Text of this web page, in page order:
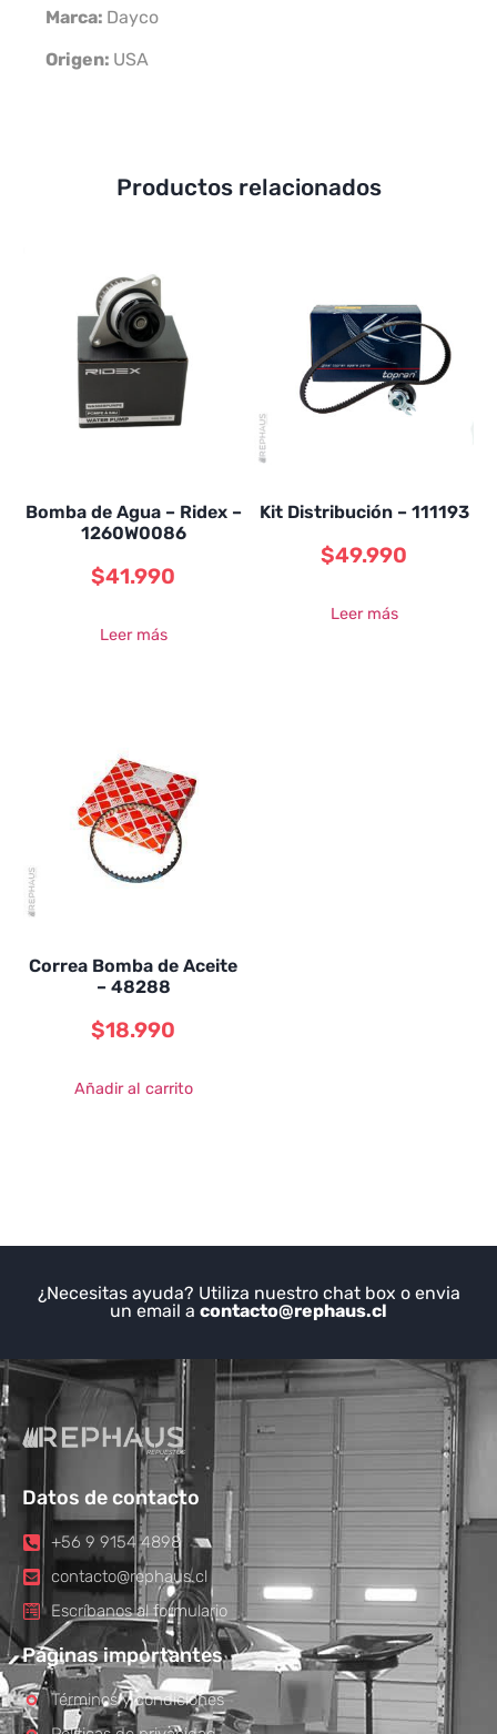
Marca: Dayco
Origen: USA
Productos relacionados
Bomba de Agua – Ridex –
1260W0086
$41.990
Leer más
Kit Distribución – 111193
$49.990
Leer más
Correa Bomba de Aceite
– 48288
$18.990
Añadir al carrito
¿Necesitas ayuda? Utiliza nuestro chat box o envia
un email a contacto@rephaus.cl
Datos de contacto
+56 9 9154 4898
contacto@rephaus.cl
Escríbanos al formulario
Páginas importantes
Términos y condiciones